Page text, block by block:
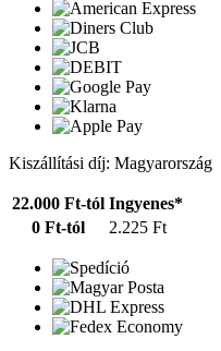
Kiszállítási díj: Magyarország
22.000 Ft-tól Ingyenes*
0 Ft-tól
2.225 Ft